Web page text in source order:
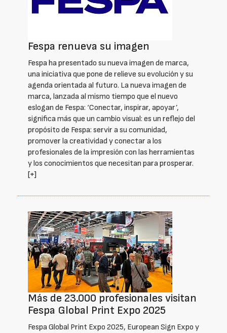
Fespa renueva su imagen
Fespa ha presentado su nueva imagen de marca,
una iniciativa que pone de relieve su evolución y su
agenda orientada al futuro. La nueva imagen de
marca, lanzada al mismo tiempo que el nuevo
eslogan de Fespa: ‘Conectar, inspirar, apoyar’,
significa más que un cambio visual: es un reflejo del
propósito de Fespa: servir a su comunidad,
promover la creatividad y conectar a los
profesionales de la impresión con las herramientas
y los conocimientos que necesitan para prosperar.
[+]
Más de 23.000 profesionales visitan
Fespa Global Print Expo 2025
Fespa Global Print Expo 2025, European Sign Expo y